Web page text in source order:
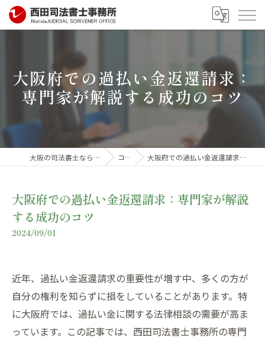
大阪府での過払い金返還請求：
専門家が解説する成功のコツ
大阪の司法書士なら西田司法書士事務所 コラム 大阪府での過払い金返還請求：専門家が解説する成功のコツ
大阪府での過払い金返還請求：専門家が解説
する成功のコツ
2024/09/01
近年、過払い金返還請求の重要性が増す中、多くの方が
自分の権利を知らずに損をしていることがあります。特
に大阪府では、過払い金に関する法律相談の需要が高ま
っています。この記事では、西田司法書士事務所の専門